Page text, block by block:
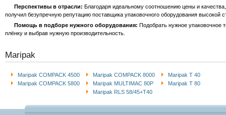
Перспективы в отрасли: Благодаря идеальному соотношению цены и
получил безупречную репутацию поставщика упаковочного оборудования высокой
Помощь в подборе нужного оборудования: Подобрать нужное упаковочное
плёнку и выбрав нужную производительность.
Maripak
Maripak COMPACK 4500
Maripak COMPACK 5800
Maripak COMPACK 8000
Maripak MULTIMAC 80P
Maripak RLS 58/45+T40
Maripak T 40
Maripak T 80